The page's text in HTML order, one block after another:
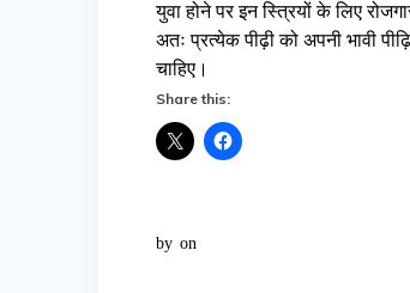
युवा होने पर इन स्त्रियों के लिए
अतः प्रत्येक पीढ़ी को अपनी भावी
चाहिए।
Share this:
by on